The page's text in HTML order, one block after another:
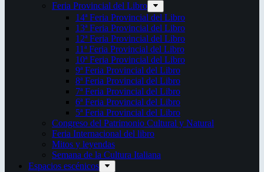
Feria Provincial del Libro
14ª Feria Provincial del Libro
13ª Feria Provincial del Libro
12ª Feria Provincial del Libro
11ª Feria Provincial del Libro
10ª Feria Provincial del Libro
9ª Feria Provincial del Libro
8ª Feria Provincial del Libro
7ª Feria Provincial del Libro
6ª Feria Provincial del Libro
5ª Feria Provincial del Libro
Congreso del Patrimonio Cultural y Natural
Feria Internacional del libro
Mitos y leyendas
Semana de la Cultura Italiana
Espacios escénicos